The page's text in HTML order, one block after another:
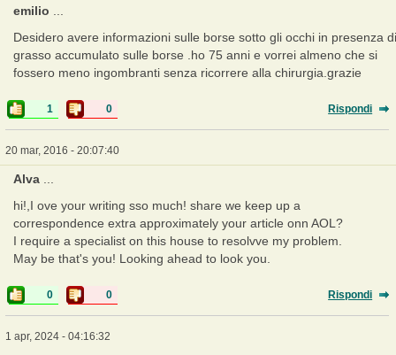
emilio
Desidero avere informazioni sulle borse sotto gli occhi in presenza di
grasso accumulato sulle borse .ho 75 anni e vorrei almeno che si
fossero meno ingombranti senza ricorrere alla chirurgia.grazie
1 0 Rispondi
20 mar, 2016 - 20:07:40
Alva
hi!,I ove your writing sso much! share we keep up a
correspondence extra approximately your article onn AOL?
I require a specialist on this house to resolvve my problem.
May be that's you! Looking ahead to look you.
0 0 Rispondi
1 apr, 2024 - 04:16:32